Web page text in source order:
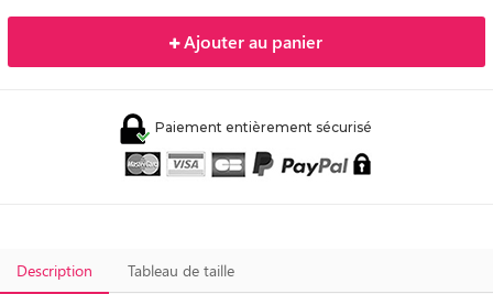
Ajouter au panier
Paiement entièrement sécurisé
Description Tableau de taille